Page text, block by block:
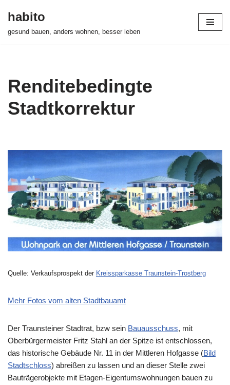
habito
gesund bauen, anders wohnen, besser leben
Renditebedingte
Stadtkorrektur
Quelle: Verkaufsprospekt der Kreissparkasse Traunstein-Trostberg
Mehr Fotos vom alten Stadtbauamt
Der Traunsteiner Stadtrat, bzw sein Bauausschuss, mit
Oberbürgermeister Fritz Stahl an der Spitze ist entschlossen,
das historische Gebäude Nr. 11 in der Mittleren Hofgasse (Bild
Stadtschloss) abreißen zu lassen und an dieser Stelle zwei
Bauträgerobjekte mit Etagen-Eigentumswohnungen bauen zu